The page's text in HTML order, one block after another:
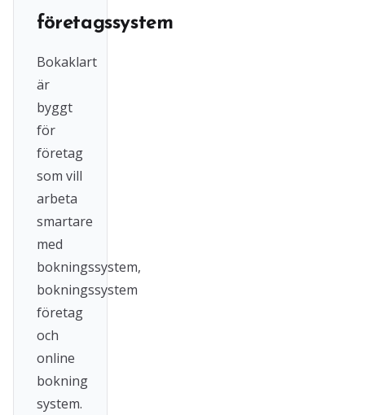
företagssystem
Bokaklart
är
byggt
för
företag
som vill
arbeta
smartare
med
bokningssystem,
bokningssystem
företag
och
online
bokning
system.